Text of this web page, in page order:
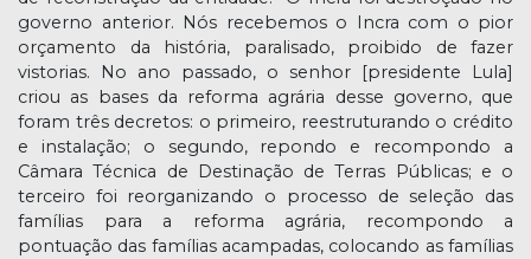
governo anterior. Nós recebemos o Incra com o pior
orçamento da história, paralisado, proibido de fazer
vistorias. No ano passado, o senhor [presidente Lula]
criou as bases da reforma agrária desse governo, que
foram três decretos: o primeiro, reestruturando o crédito
e instalação; o segundo, repondo e recompondo a
Câmara Técnica de Destinação de Terras Públicas; e o
terceiro foi reorganizando o processo de seleção das
famílias para a reforma agrária, recompondo a
pontuação das famílias acampadas, colocando as famílias